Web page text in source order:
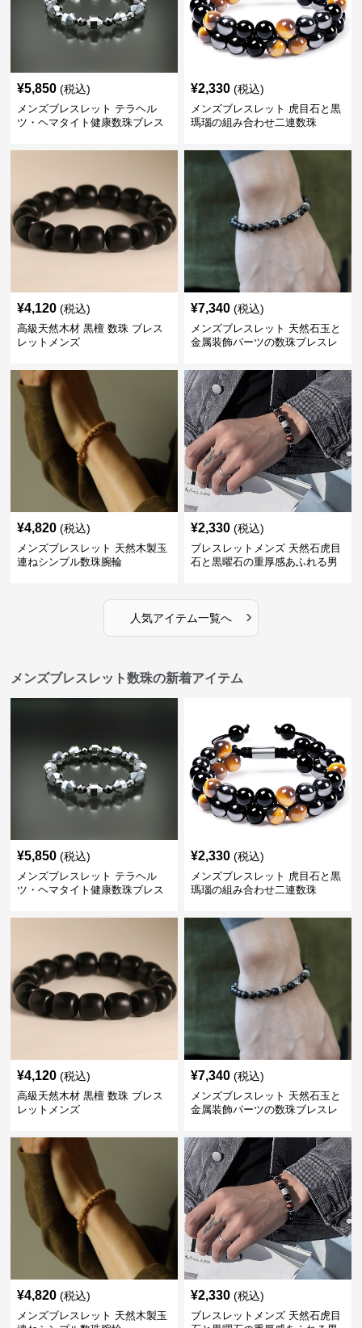
¥5,850 (税込)
メンズブレスレット テラヘル
ツ・ヘマタイト健康数珠ブレス
¥2,330 (税込)
メンズブレスレット 虎目石と黒
瑪瑙の組み合わせ二連数珠
¥4,120 (税込)
高級天然木材 黒檀 数珠 ブレス
レットメンズ
¥7,340 (税込)
メンズブレスレット 天然石玉と
金属装飾パーツの数珠ブレスレ
¥4,820 (税込)
メンズブレスレット 天然木製玉
連ねシンプル数珠腕輪
¥2,330 (税込)
ブレスレットメンズ 天然石虎目
石と黒曜石の重厚感あふれる男
人気アイテム一覧へ ›
メンズブレスレット数珠の新着アイテム
¥5,850 (税込)
メンズブレスレット テラヘル
ツ・ヘマタイト健康数珠ブレス
¥2,330 (税込)
メンズブレスレット 虎目石と黒
瑪瑙の組み合わせ二連数珠
¥4,120 (税込)
高級天然木材 黒檀 数珠 ブレス
レットメンズ
¥7,340 (税込)
メンズブレスレット 天然石玉と
金属装飾パーツの数珠ブレスレ
¥4,820 (税込)
メンズブレスレット 天然木製玉
¥2,330 (税込)
ブレスレットメンズ 天然石虎目